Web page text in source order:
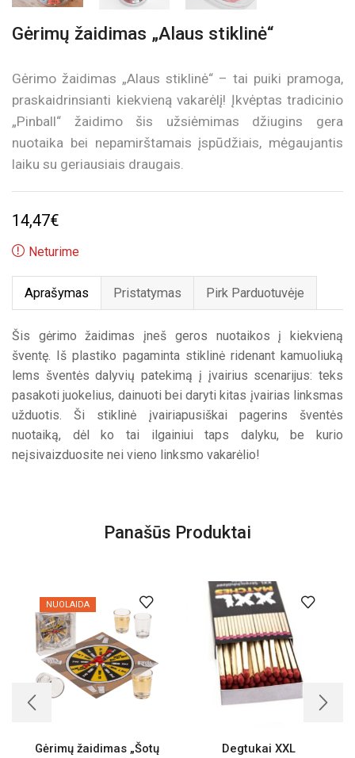
Gėrimų žaidimas „Alaus stiklinė“
Gėrimo žaidimas „Alaus stiklinė“ – tai puiki pramoga,
praskaidrinsianti kiekvieną vakarėlį! Įkvėptas tradicinio
„Pinball“ žaidimo šis užsiėmimas džiugins gera
nuotaika bei nepamirštamais įspūdžiais, mėgaujantis
laiku su geriausiais draugais.
14,47€
Neturime
Aprašymas Pristatymas Pirk Parduotuvėje
Šis gėrimo žaidimas įneš geros nuotaikos į kiekvieną
šventę. Iš plastiko pagaminta stiklinė ridenant kamuoliuką
lems šventės dalyvių patekimą į įvairius scenarijus: teks
pasakoti juokelius, dainuoti bei daryti kitas įvairias linksmas
užduotis. Ši stiklinė įvairiapusiškai pagerins šventės
nuotaiką, dėl ko tai ilgainiui taps dalyku, be kurio
neįsivaizduosite nei vieno linksmo vakarėlio!
Panašūs Produktai
NUOLAIDA
Gėrimų žaidimas „Šotų
Degtukai XXL